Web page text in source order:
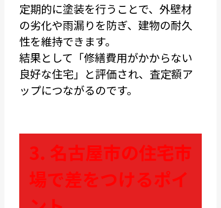
定期的に塗装を行うことで、外壁材
の劣化や雨漏りを防ぎ、建物の耐久
性を維持できます。
結果として「修繕費用がかからない
良好な住宅」と評価され、査定額ア
ップにつながるのです。
3. 名古屋市の住宅市
場で差をつけるポイ